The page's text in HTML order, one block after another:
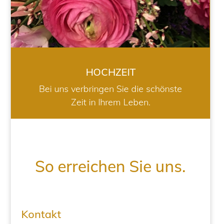
HOCHZEIT
Bei uns verbringen Sie die schönste
Zeit in Ihrem Leben.
So erreichen Sie uns.
Kontakt